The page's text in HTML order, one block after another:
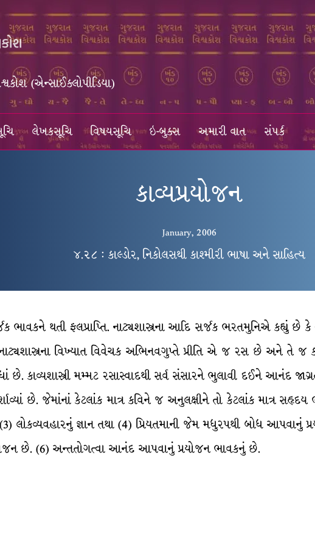
(એન્સાઈક્લોપીડિયા)
લેખકસૂચિ વિષયસૂચિ ઇ-બુક્સ અમારી વાત સંપર્ક
કાવ્યપ્રયોજન
January, 2006
૪.૨૮ : કાલ્ડોર, નિકોલસથી કાશ્મીરી ભાષા અને સાહિત્ય
ભાવકને થતી ફલપ્રાપ્તિ. નાટ્યશાસ્ત્રના આદિ સર્જક ભરતમુનિએ કહ્યું
વિખ્યાત વિવેચક અભિનવગુપ્તે પ્રીતિ એ જ રસ છે અને તે જ
છે. કાવ્યશાસ્ત્રી મમ્મટ રસાસ્વાદથી સર્વ સંસારને ભુલાવી દઈને આનંદ
છે. જેમાંનાં કેટલાંક માત્ર કવિને જ અનુલક્ષીને તો કેટલાંક માત્ર
લોકવ્યવહારનું જ્ઞાન તથા (4) પ્રિયતમાની જેમ મધુરપથી બોધ આપવાનું
છે. (6) અન્તતોગત્વા આનંદ આપવાનું પ્રયોજન ભાવકનું છે.